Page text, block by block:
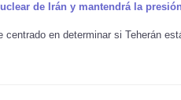
de Irán y mantendrá la
en determinar si Teherán